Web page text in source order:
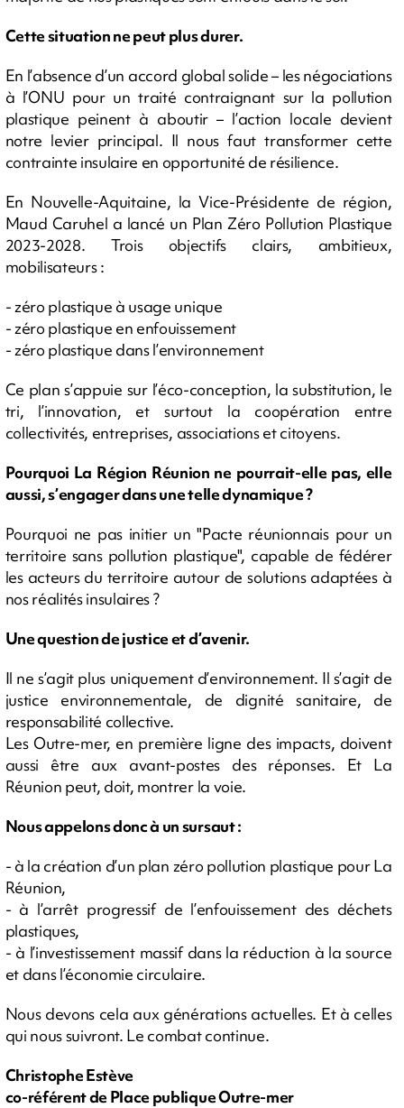
Cette situation ne peut plus durer.
En l’absence d’un accord global solide – les négociations
à l’ONU pour un traité contraignant sur la pollution
plastique peinent à aboutir – l’action locale devient
notre levier principal. Il nous faut transformer cette
contrainte insulaire en opportunité de résilience.
En Nouvelle-Aquitaine, la Vice-Présidente de région,
Maud Caruhel a lancé un Plan Zéro Pollution Plastique
2023-2028. Trois objectifs clairs, ambitieux,
mobilisateurs :
- zéro plastique à usage unique
- zéro plastique en enfouissement
- zéro plastique dans l’environnement
Ce plan s’appuie sur l’éco-conception, la substitution, le
tri, l’innovation, et surtout la coopération entre
collectivités, entreprises, associations et citoyens.
Pourquoi La Région Réunion ne pourrait-elle pas, elle
aussi, s’engager dans une telle dynamique ?
Pourquoi ne pas initier un "Pacte réunionnais pour un
territoire sans pollution plastique", capable de fédérer
les acteurs du territoire autour de solutions adaptées à
nos réalités insulaires ?
Une question de justice et d’avenir.
Il ne s’agit plus uniquement d’environnement. Il s’agit de
justice environnementale, de dignité sanitaire, de
responsabilité collective.
Les Outre-mer, en première ligne des impacts, doivent
aussi être aux avant-postes des réponses. Et La
Réunion peut, doit, montrer la voie.
Nous appelons donc à un sursaut :
- à la création d’un plan zéro pollution plastique pour La
Réunion,
- à l’arrêt progressif de l’enfouissement des déchets
plastiques,
- à l’investissement massif dans la réduction à la source
et dans l’économie circulaire.
Nous devons cela aux générations actuelles. Et à celles
qui nous suivront. Le combat continue.
Christophe Estève
co-référent de Place publique Outre-mer